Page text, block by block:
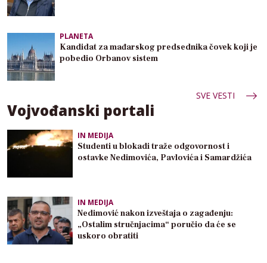
PLANETA
Kandidat za mađarskog predsednika čovek koji je
pobedio Orbanov sistem
SVE VESTI
Vojvođanski portali
IN MEDIJA
Studenti u blokadi traže odgovornost i
ostavke Nedimovića, Pavlovića i Samardžića
IN MEDIJA
Nedimović nakon izveštaja o zagađenju:
„Ostalim stručnjacima“ poručio da će se
uskoro obratiti